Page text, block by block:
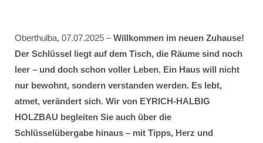
Oberthulba, 07.07.2025 –Willkommen im neuen Zuhause!
Der Schlüssel liegt auf dem Tisch, die Räume sind noch
leer – und doch schon voller Leben. Ein Haus will nicht
nur bewohnt, sondern verstanden werden. Es lebt,
atmet, verändert sich. Wir von EYRICH-HALBIG
HOLZBAU begleiten Sie auch über die
Schlüsselübergabe hinaus – mit Tipps, Herz und